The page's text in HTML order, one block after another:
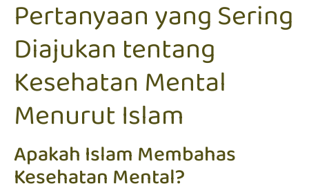
Pertanyaan yang Sering
Diajukan tentang
Kesehatan Mental
Menurut Islam
Apakah Islam Membahas
Kesehatan Mental?